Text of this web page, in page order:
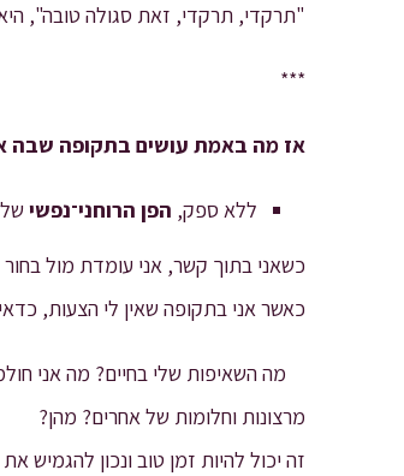
"תרקדי, תרקדי, זאת סגולה טובה",
***
אז מה באמת עושים בתקופה שבה
ללא ספק, הפן הרוחני־נפשי של
כשאני בתוך קשר, אני עומדת מול
כאשר אני בתקופה שאין לי הצעות,
מה השאיפות שלי בחיים? מה אני
מרצונות וחלומות של אחרים? מהן?
זה יכול להיות זמן טוב ונכון